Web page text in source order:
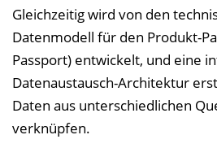
Gleichzeitig wird von den
Datenmodell für den Produkt-
Passport) entwickelt, und eine
Datenaustausch-Architektur
Daten aus unterschiedlichen
verknüpfen.